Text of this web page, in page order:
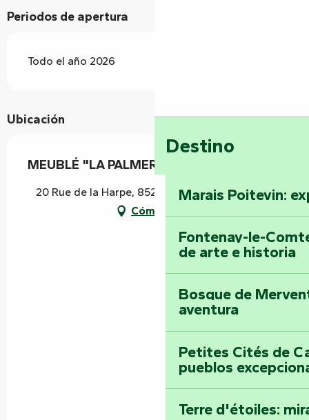
Destino
Marais Poitevin:
Fontenay-le-
de arte e historia
Bosque de
aventura
Petites Cités de
pueblos
Terre d'étoiles:
Periodos de apertura
Todo el año 2026
Ubicación
MEUBLÉ "LA PALMERAIE"
20 Rue de la Harpe, 85200 Fontenay-le-Comte
Cómo llegar